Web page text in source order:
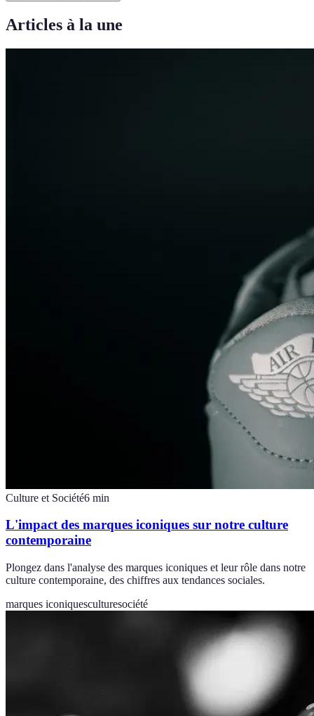
Articles à la une
Culture et Société6 min
L'impact des marques iconiques sur notre culture
contemporaine
Plongez dans l'analyse des marques iconiques et leur rôle dans notre
culture contemporaine, des chiffres aux tendances sociales.
marques iconiquesculturesociété